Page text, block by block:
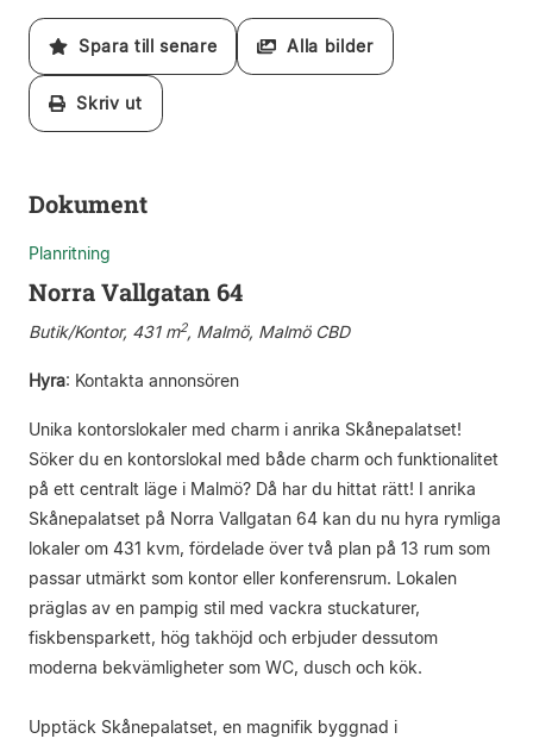
Spara till senare Alla bilder
Skriv ut
Dokument
Planritning
Norra Vallgatan 64
Butik/Kontor, 431 m2, Malmö, Malmö CBD
Hyra: Kontakta annonsören
Unika kontorslokaler med charm i anrika Skånepalatset!
Söker du en kontorslokal med både charm och funktionalitet
på ett centralt läge i Malmö? Då har du hittat rätt! I anrika
Skånepalatset på Norra Vallgatan 64 kan du nu hyra rymliga
lokaler om 431 kvm, fördelade över två plan på 13 rum som
passar utmärkt som kontor eller konferensrum. Lokalen
präglas av en pampig stil med vackra stuckaturer,
fiskbensparkett, hög takhöjd och erbjuder dessutom
moderna bekvämligheter som WC, dusch och kök.
Upptäck Skånepalatset, en magnifik byggnad i